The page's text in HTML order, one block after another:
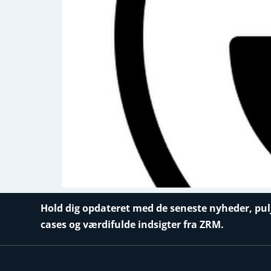
Hold dig opdateret med de seneste nyheder,
cases og værdifulde indsigter fra ZRM.